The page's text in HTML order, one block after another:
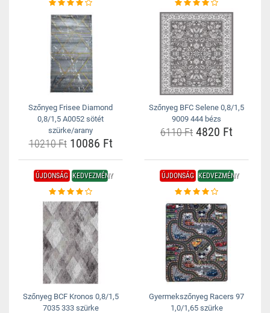
Szőnyeg Frisee Diamond
0,8/1,5 A0052 sötét
szürke/arany
10210 Ft10086 Ft
Szőnyeg BFC Selene 0,8/1,5
9009 444 bézs
6110 Ft 4820 Ft
ÚJDONSÁG KEDVEZMÉNY
Szőnyeg BCF Kronos 0,8/1,5
7035 333 szürke
ÚJDONSÁG KEDVEZMÉNY
Gyermekszőnyeg Racers 97
1,0/1,65 szürke